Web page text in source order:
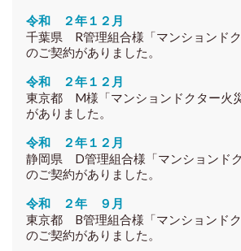
令和 ２年１２月
千葉県 R管理組合様 「マンションド
のご契約がありました。
令和 ２年１２月
東京都 M様 「マンションドクター火
がありました。
令和 ２年１２月
静岡県 D管理組合様 「マンションド
のご契約がありました。
令和 ２年 ９月
東京都 B管理組合様 「マンションド
のご契約がありました。